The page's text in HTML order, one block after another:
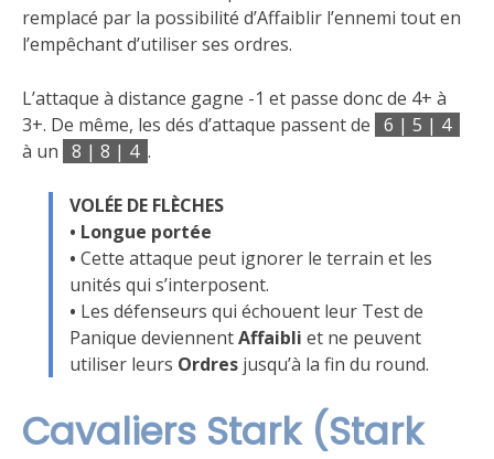
remplacé par la possibilité d’Affaiblir l’ennemi tout en
l’empêchant d’utiliser ses ordres.
L’attaque à distance gagne -1 et passe donc de 4+ à
3+. De même, les dés d’attaque passent de 6 | 5 | 4
à un 8 | 8 | 4 .
VOLÉE DE FLÈCHES
• Longue portée
• Cette attaque peut ignorer le terrain et les
unités qui s’interposent.
• Les défenseurs qui échouent leur Test de
Panique deviennentAffaibli et ne peuvent
utiliser leurs Ordres jusqu’à la fin du round.
Cavaliers Stark (Stark